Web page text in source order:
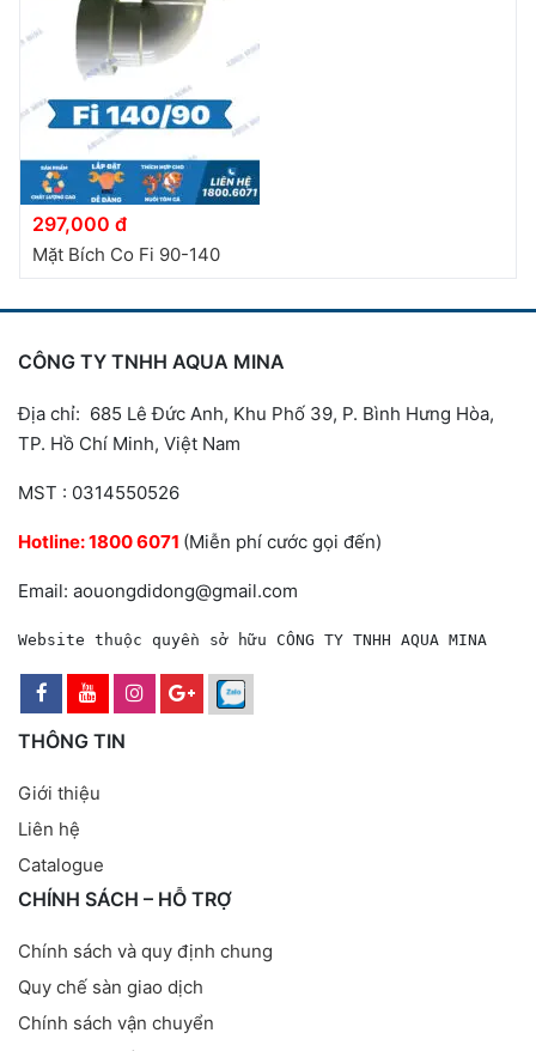
297,000 đ
Mặt Bích Co Fi 90-140
CÔNG TY TNHH AQUA MINA
Địa chỉ: 685 Lê Đức Anh, Khu Phố 39, P. Bình Hưng Hòa,
TP. Hồ Chí Minh, Việt Nam
MST : 0314550526
Hotline:1800 6071 (Miễn phí cước gọi đến)
Email: aouongdidong@gmail.com
Website thuộc quyền sở hữu CÔNG TY TNHH AQUA MINA
THÔNG TIN
Giới thiệu
Liên hệ
Catalogue
CHÍNH SÁCH – HỖ TRỢ
Chính sách và quy định chung
Quy chế sàn giao dịch
Chính sách vận chuyển